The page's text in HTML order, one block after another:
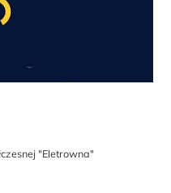
"Eletrowna"